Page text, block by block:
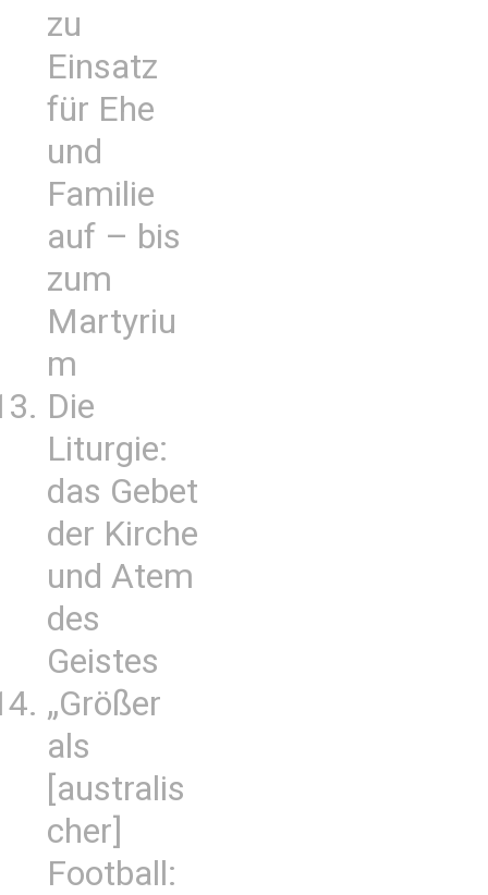
zu
Einsatz
für Ehe
und
Familie
auf – bis
zum
Martyriu
m
Die
Liturgie:
das Gebet
der Kirche
und Atem
des
Geistes
„Größer
als
[australis
cher]
Football: